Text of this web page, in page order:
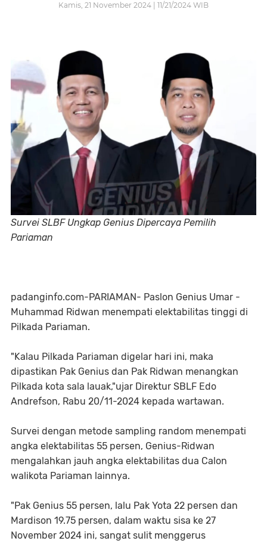
Kamis, 21 November 2024 | 11/21/2024 WIB
Survei SLBF Ungkap Genius Dipercaya Pemilih
Pariaman
padanginfo.com-PARIAMAN- Paslon Genius Umar -
Muhammad Ridwan menempati elektabilitas tinggi di
Pilkada Pariaman.
"Kalau Pilkada Pariaman digelar hari ini, maka
dipastikan Pak Genius dan Pak Ridwan menangkan
Pilkada kota sala lauak,"ujar Direktur SBLF Edo
Andrefson, Rabu 20/11-2024 kepada wartawan.
Survei dengan metode sampling random menempati
angka elektabilitas 55 persen, Genius-Ridwan
mengalahkan jauh angka elektabilitas dua Calon
walikota Pariaman lainnya.
"Pak Genius 55 persen, lalu Pak Yota 22 persen dan
Mardison 19.75 persen, dalam waktu sisa ke 27
November 2024 ini, sangat sulit menggerus